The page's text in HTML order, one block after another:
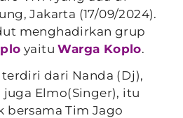
Jakarta (17/09/2024).
menghadirkan grup
yaituWarga Koplo.
dari Nanda (Dj),
juga Elmo(Singer), itu
bersama Tim Jago